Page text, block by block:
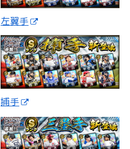
左翼手
捕手